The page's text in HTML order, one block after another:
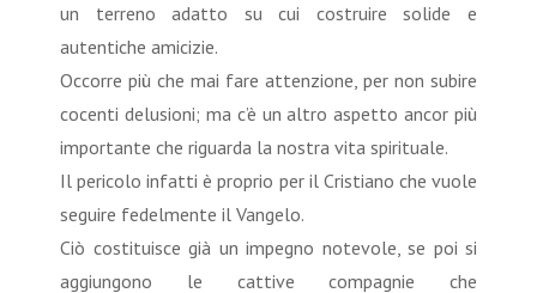
un terreno adatto su cui costruire solide e
autentiche amicizie.
Occorre più che mai fare attenzione, per non subire
cocenti delusioni; ma c’è un altro aspetto ancor più
importante che riguarda la nostra vita spirituale.
Il pericolo infatti è proprio per il Cristiano che vuole
seguire fedelmente il Vangelo.
Ciò costituisce già un impegno notevole, se poi si
aggiungono le cattive compagnie che